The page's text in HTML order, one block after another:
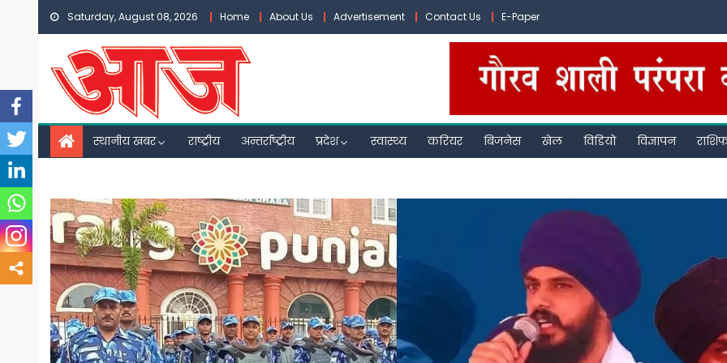
Skip
content
Saturday, August 08, 2026 Home About Us Advertisement Contact Us E-Paper
स्थानीय खबर राष्ट्रीय अन्तर्राष्ट्रीय प्रदेश स्वास्थ्य करियर बिजनेस खेल विडियो विज्ञापन